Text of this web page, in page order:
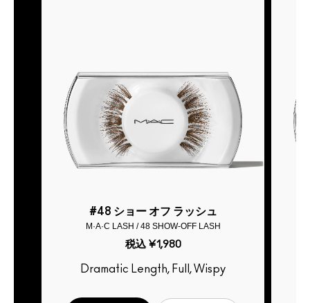
#48 ショー オフ ラッシュ
M·A·C LASH / 48 SHOW-OFF LASH
税込 ¥1,980
Dramatic Length, Full, Wispy